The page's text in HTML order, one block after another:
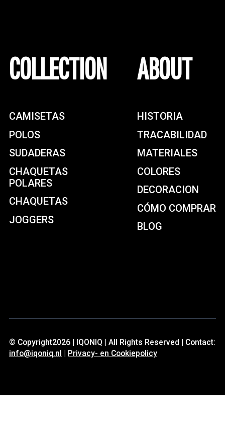
COLLECTION
CAMISETAS
POLOS
SUDADERAS
CHAQUETAS
POLARES
CHAQUETAS
JOGGERS
ABOUT
HISTORIA
TRACABILIDAD
MATERIALES
COLORES
DECORACION
CÓMO COMPRAR
BLOG
© Copyright2026 | IQONIQ | All Rights Reserved | Contact:
info@iqoniq.nl | Privacy- en Cookiepolicy